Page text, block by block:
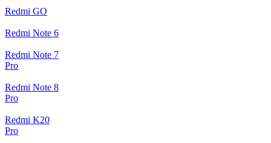
Redmi GO
Redmi Note 6
Redmi Note 7
Pro
Redmi Note 8
Pro
Redmi K20
Pro